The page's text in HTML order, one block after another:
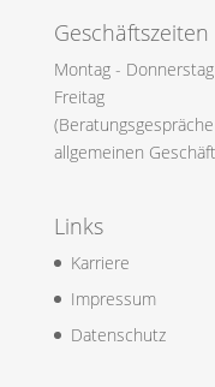
Geschäftszeiten
Montag -
Freitag
allgemeinen
Links
Karriere
Impressum
Datenschutz